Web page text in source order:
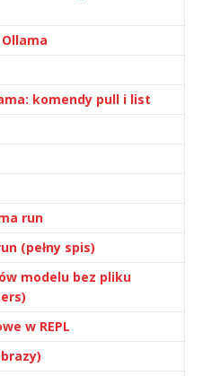
komendy pull i list
run
(pełny spis)
modelu bez pliku
w REPL